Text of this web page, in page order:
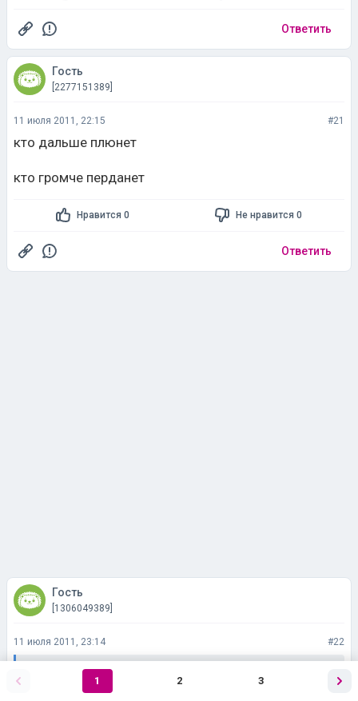
Ответить
Гость
[2277151389]
11 июля 2011, 22:15 #21
кто дальше плюнет
кто громче перданет
Нравится 0 Не нравится 0
Ответить
Гость
[1306049389]
11 июля 2011, 23:14 #22
Сообщение было удалено
1 2 3